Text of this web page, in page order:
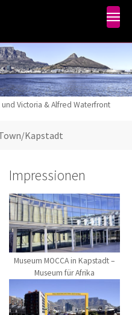
Victoria & Alfred Waterfront
Town/Kapstadt
Impressionen
Museum MOCCA in Kapstadt –
Museum für Afrika